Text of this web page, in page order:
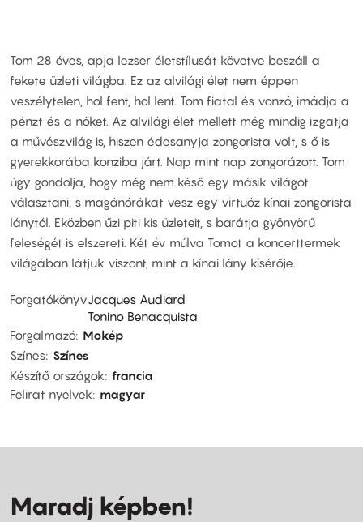
Tom 28 éves, apja lezser életstílusát követve beszáll a
fekete üzleti világba. Ez az alvilági élet nem éppen
veszélytelen, hol fent, hol lent. Tom fiatal és vonzó, imádja a
pénzt és a nőket. Az alvilági élet mellett még mindig izgatja
a művészvilág is, hiszen édesanyja zongorista volt, s ő is
gyerekkorába konziba járt. Nap mint nap zongorázott. Tom
úgy gondolja, hogy még nem késő egy másik világot
választani, s magánórákat vesz egy virtuóz kínai zongorista
lánytól. Eközben űzi piti kis üzleteit, s barátja gyönyörű
feleségét is elszereti. Két év múlva Tomot a koncerttermek
világában látjuk viszont, mint a kínai lány kísérője.
ForgatókönyvJacques Audiard
Tonino Benacquista
Forgalmazó Mokép
Színes Színes
Készítő országok francia
Felirat nyelvek
magyar
Maradj képben!